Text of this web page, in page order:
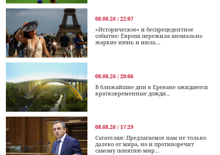
08.08.26 / 22:07
«Историческое» и беспрецедентное
событие: Европа пережила аномально
жаркие июнь и июль...
08.08.26 / 20:06
В ближайшие дни в Ереване ожидаются
кратковременные дожди...
08.08.26 / 17:29
Сагателян: Предлагаемое нам не только
далеко от мира, но и противоречит
самому понятию мир...